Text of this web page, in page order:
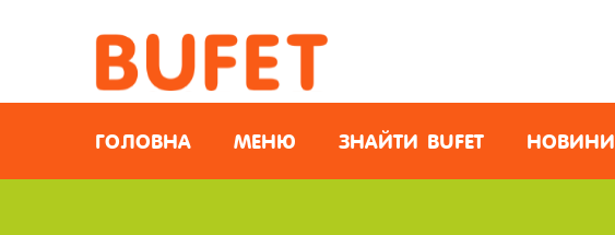
ГОЛОВНА МЕНЮ ЗНАЙТИ BUFET НОВИНИ